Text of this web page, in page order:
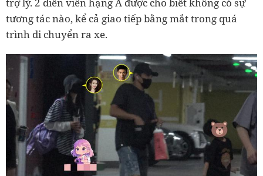
tương tác nào, kể cả giao tiếp bằng mắt trong quá
trình di chuyển ra xe.